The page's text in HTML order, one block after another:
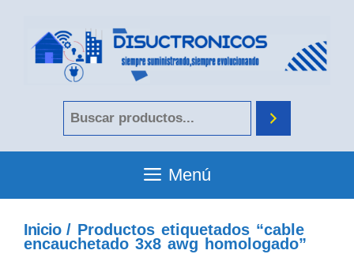
Menú
Inicio/ Productos etiquetados “cable
encauchetado 3x8 awg homologado”